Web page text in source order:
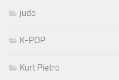
judo
K-POP
Kurt Pietro